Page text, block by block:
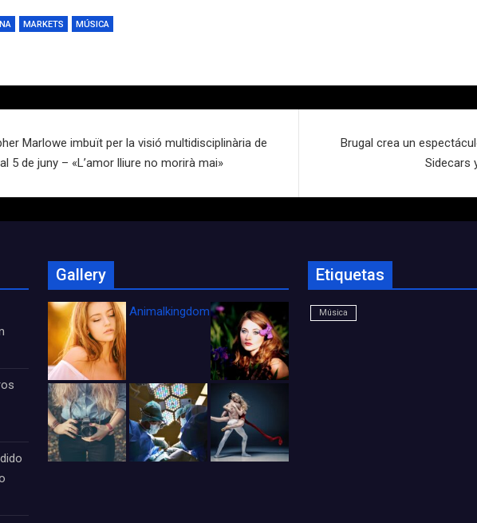
MARKETS MÚSICA
Marlowe imbuït per la visió multidisciplinària de
5 de juny – «L’amor lliure no morirà mai»
Brugal crea un
Sidecars
Gallery
Animalkingdom_FichaCine
Etiquetas
Música